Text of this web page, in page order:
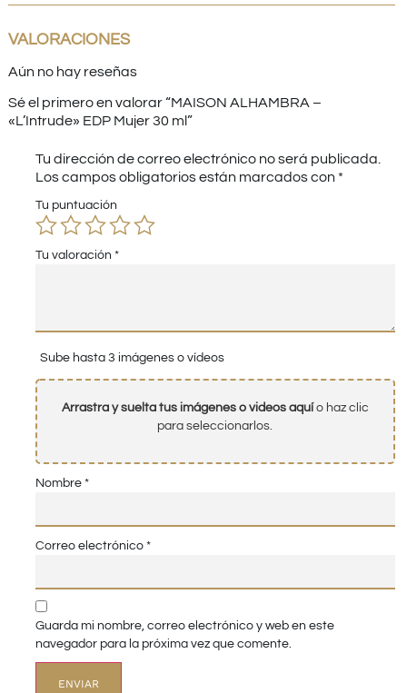
VALORACIONES
Aún no hay reseñas
Sé el primero en valorar “MAISON ALHAMBRA –
«L’Intrude» EDP Mujer 30 ml”
Tu dirección de correo electrónico no será publicada.
Los campos obligatorios están marcados con *
Tu puntuación
Tu valoración *
Sube hasta 3 imágenes o vídeos
Arrastra y suelta tus imágenes o videos aquío haz clic
para seleccionarlos.
Nombre *
Correo electrónico *
Guarda mi nombre, correo electrónico y web en este
navegador para la próxima vez que comente.